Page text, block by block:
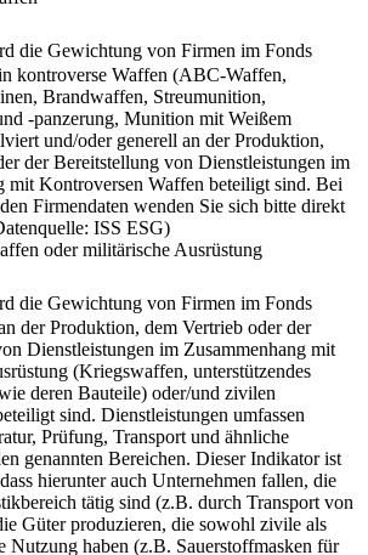
die Gewichtung von Firmen im Fonds
kontroverse Waffen (ABC-Waffen,
Brandwaffen, Streumunition,
-panzerung, Munition mit Weißem
und/oder generell an der Produktion,
der Bereitstellung von Dienstleistungen im
mit Kontroversen Waffen beteiligt sind. Bei
Firmendaten wenden Sie sich bitte direkt
ISS ESG)
oder militärische Ausrüstung
die Gewichtung von Firmen im Fonds
der Produktion, dem Vertrieb oder der
Dienstleistungen im Zusammenhang mit
(Kriegswaffen, unterstützendes
deren Bauteile) oder/und zivilen
sind. Dienstleistungen umfassen
Prüfung, Transport und ähnliche
genannten Bereichen. Dieser Indikator ist
hierunter auch Unternehmen fallen, die
tätig sind (z.B. durch Transport von
Güter produzieren, die sowohl zivile als
Nutzung haben (z.B. Sauerstoffmasken für